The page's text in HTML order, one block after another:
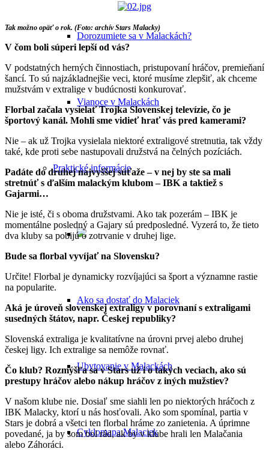
Dorozumiete sa v Malackách?
Vianoce v Malackách
Praktické informácie
Ako sa dostať do Malaciek
Ubytovanie v Malackách
Cyklomapa Malaciek
Tak možno opäť o rok. (Foto: archív Stars Malacky)
V čom boli súperi lepší od vás?
V podstatných herných činnostiach, pristupovaní hráčov, premieňaní
šancí. To sú najzákladnejšie veci, ktoré musíme zlepšiť, ak chceme
mužstvám v extralige v budúcnosti konkurovať.
Florbal začala vysielať Trojka Slovenskej televízie, čo je
športový kanál. Mohli sme vidieť hrať vás pred kamerami?
Nie – ak už Trojka vysielala niektoré extraligové stretnutia, tak vždy
také, kde proti sebe nastupovali družstvá na čelných pozíciách.
Padáte do druhej najvyššej súťaže – v nej by ste sa mali
stretnúť s ďalším malackým klubom – IBK a taktiež s
Gajarmi…
Nie je isté, či s oboma družstvami. Ako tak pozerám – IBK je
momentálne posledný a Gajary sú predposledné. Vyzerá to, že tieto
dva kluby sa pobijú o zotrvanie v druhej lige.
Bude sa florbal vyvíjať na Slovensku?
Určite! Florbal je dynamicky rozvíjajúci sa šport a významne rastie
na popularite.
Aká je úroveň slovenskej extraligy v porovnaní s extraligami
susedných štátov, napr. Českej republiky?
Slovenská extraliga je kvalitatívne na úrovni prvej alebo druhej
českej ligy. Ich extralige sa nemôže rovnať.
Čo klub? Rozmýšľa sa v Stars už i o takých veciach, ako sú
prestupy hráčov alebo nákup hráčov z iných mužstiev?
V našom klube nie. Dosiaľ sme siahli len po niektorých hráčoch z
IBK Malacky, ktorí u nás hosťovali. Ako som spomínal, partia v
Stars je dobrá a všetci ten florbal hráme zo zanietenia. A úprimne
povedané, ja by som bol rád, ak by v klube hrali len Malačania
alebo Záhoráci.